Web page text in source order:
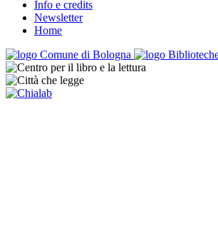
Info e credits
Newsletter
Home